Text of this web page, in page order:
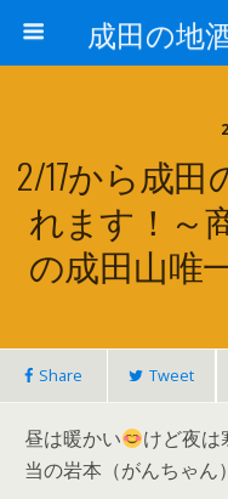
2/17から成
れます！～
の成田山唯
Share Tweet
昼は暖かい けど夜は
当の岩本（がんちゃん